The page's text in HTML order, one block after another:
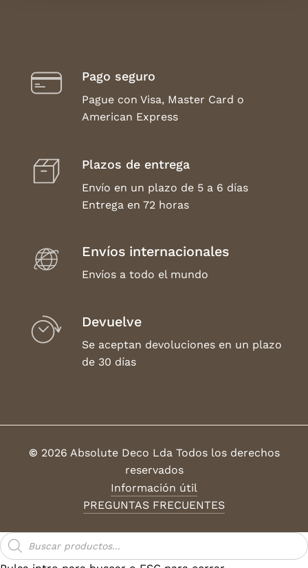
Pago seguro
Pague con Visa, Master Card o
American Express
Plazos de entrega
Envío en un plazo de 5 a 6 días
Entrega en 72 horas
Envíos internacionales
Envíos a todo el mundo
Devuelve
Se aceptan devoluciones en un plazo
de 30 días
© 2026 Absolute Deco Lda Todos los derechos
reservados
Información útil
PREGUNTAS FRECUENTES
Búsqueda
de